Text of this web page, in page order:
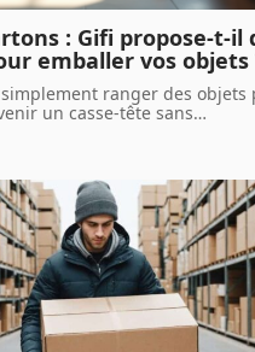
: Gifi propose-t-il
emballer vos objets
ranger des objets
un casse-tête sans…